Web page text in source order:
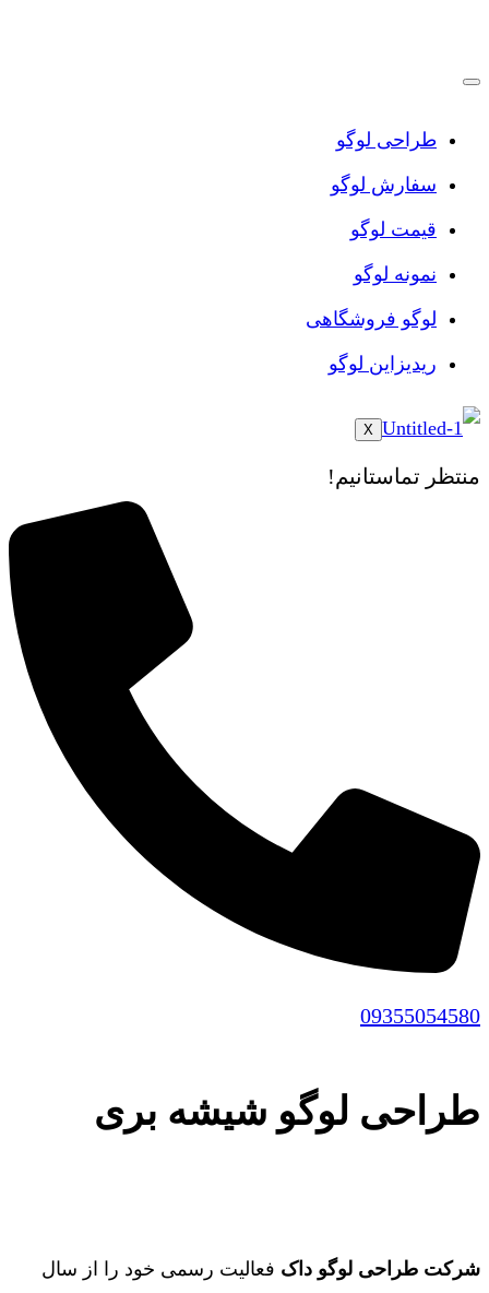
طراحی لوگو
سفارش لوگو
قیمت لوگو
نمونه لوگو
لوگو فروشگاهی
ریدیزاین لوگو
X
منتظر تماستانیم!
09355054580
طراحی لوگو شیشه بری
شرکت طراحی لوگو داک فعالیت رسمی خود را از سال